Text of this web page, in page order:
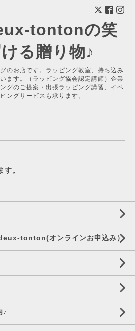
tontonの笑
る贈り物♪
のお店です。ラッピング教室、持ち込み
ます。（ラッピング協会認定講師）企業
グのご提案・出張ラッピング講習、イベ
ングサービスも承ります。
。
tonton(オンラインお申込み）
♪